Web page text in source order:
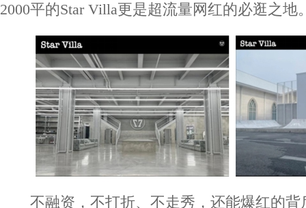
2000平的Star Villa更是超流量网红的必逛之地
不融资，不打折、不走秀，还能爆红的背